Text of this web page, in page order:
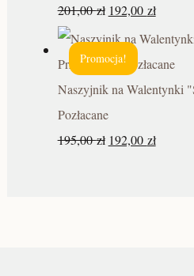
201,00zł 192,00 zł
Promocja!
Naszyjnik na Walentynki
Pozłacane
195,00zł 192,00 zł